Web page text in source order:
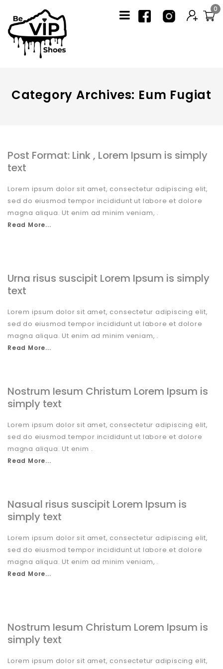
0
Category Archives: Eum Fugiat
Post Format: Link , Lorem Ipsum is simply
text
Lorem ipsum dolor sit amet, consectetur adipiscing elit,
sed do eiusmod tempor incididunt ut labore et dolore
magna aliqua. Ut enim ad minim veniam, .
Read More...
Urna risus suscipit Lorem Ipsum is simply
text
Lorem ipsum dolor sit amet, consectetur adipiscing elit,
sed do eiusmod tempor incididunt ut labore et dolore
magna aliqua. Ut enim ad minim veniam, .
Read More...
Nostrum Iesum Christum Lorem Ipsum is
simply text
Lorem ipsum dolor sit amet, consectetur adipiscing elit,
sed do eiusmod tempor incididunt ut labore et dolore
magna aliqua. Ut enim .
Read More...
Nasual risus suscipit Lorem Ipsum is
simply text
Lorem ipsum dolor sit amet, consectetur adipiscing elit,
sed do eiusmod tempor incididunt ut labore et dolore
magna aliqua. Ut enim ad minim veniam, .
Read More...
Nostrum Iesum Christum Lorem Ipsum is
simply text
Lorem ipsum dolor sit amet, consectetur adipiscing elit,